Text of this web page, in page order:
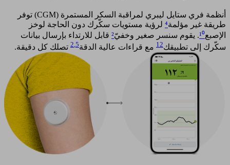
أنظمة فري ستايل ليبري لمراقبة السكر المستمرة (CGM) توفر
طريقة غير مؤلمة⁴ لرؤية مستويات سكّرك دون الحاجة لوخز
الإصبع¹⁰. يقوم سنسر صغير وخفيّ² قابل للارتداء بإرسال بيانات
سكّرك إلى تطبيقك12 مع قراءات عالية الدقة 2,5 تصلك كل دقيقة.​